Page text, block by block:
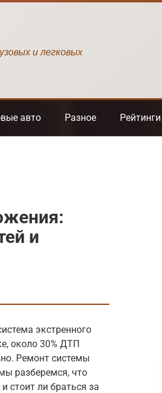
и легковых
авто Разное Рейтинги
и
экстренного
около 30% ДТП
Ремонт системы
разберемся, что
стоит ли браться за